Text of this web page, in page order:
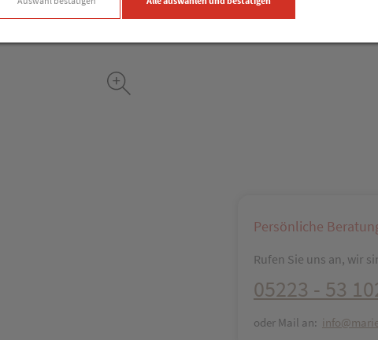
Persönliche
Rufen Sie uns an, wir
05223 - 53
oder Mail an: